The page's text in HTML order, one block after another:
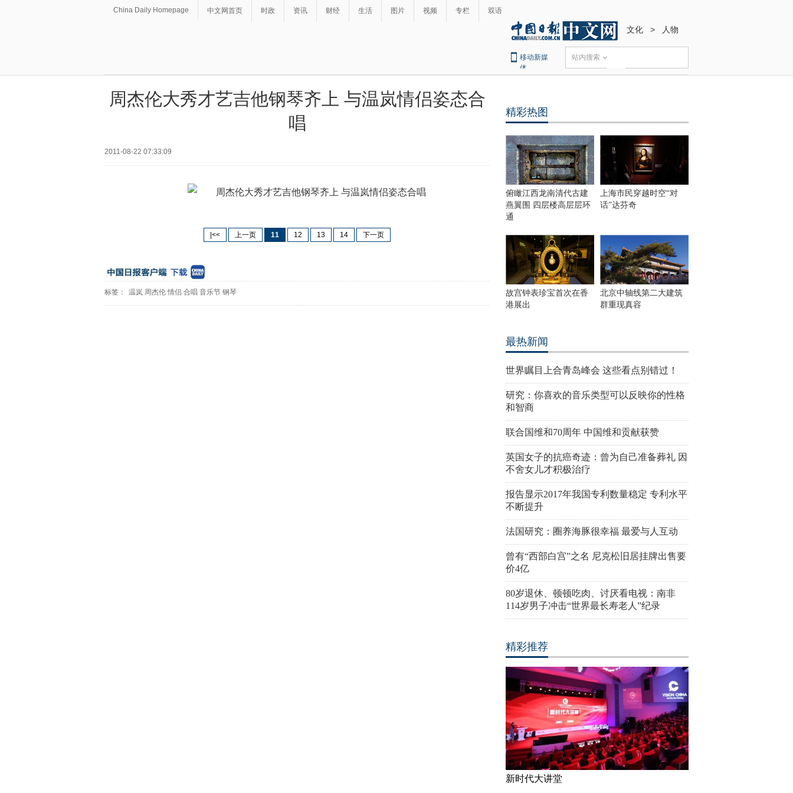
China Daily Homepage 中文网首页 时政 资讯 财经 生活 图片 视频 专栏 双语
文化 > 人物
移动新媒
体
站内搜索
周杰伦大秀才艺吉他钢琴齐上 与温岚情侣姿态合
唱
2011-08-22 07:33:09
|<< 上一页 11 12 13 14 下一页
标签： 温岚 周杰伦 情侣 合唱 音乐节 钢琴
精彩热图
俯瞰江西龙南清代古建
燕翼围 四层楼高层层环
通
上海市民穿越时空“对
话”达芬奇
故宫钟表珍宝首次在香
港展出
北京中轴线第二大建筑
群重现真容
最热新闻
世界瞩目上合青岛峰会 这些看点别错过！
研究：你喜欢的音乐类型可以反映你的性格
和智商
联合国维和70周年 中国维和贡献获赞
英国女子的抗癌奇迹：曾为自己准备葬礼 因
不舍女儿才积极治疗
报告显示2017年我国专利数量稳定 专利水平
不断提升
法国研究：圈养海豚很幸福 最爱与人互动
曾有“西部白宫”之名 尼克松旧居挂牌出售要
价4亿
80岁退休、顿顿吃肉、讨厌看电视：南非
114岁男子冲击“世界最长寿老人”纪录
精彩推荐
新时代大讲堂